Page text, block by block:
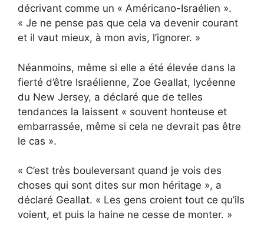
décrivant comme un « Américano-Israélien ».
« Je ne pense pas que cela va devenir courant
et il vaut mieux, à mon avis, l’ignorer. »
Néanmoins, même si elle a été élevée dans la
fierté d’être Israélienne, Zoe Geallat, lycéenne
du New Jersey, a déclaré que de telles
tendances la laissent « souvent honteuse et
embarrassée, même si cela ne devrait pas être
le cas ».
« C’est très bouleversant quand je vois des
choses qui sont dites sur mon héritage », a
déclaré Geallat. « Les gens croient tout ce qu’ils
voient, et puis la haine ne cesse de monter. »